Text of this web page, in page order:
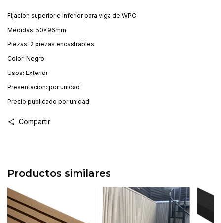
Fijacion superior e inferior para viga de WPC
Medidas: 50x96mm
Piezas: 2 piezas encastrables
Color: Negro
Usos: Exterior
Presentacion: por unidad
Precio publicado por unidad
Compartir
Productos similares